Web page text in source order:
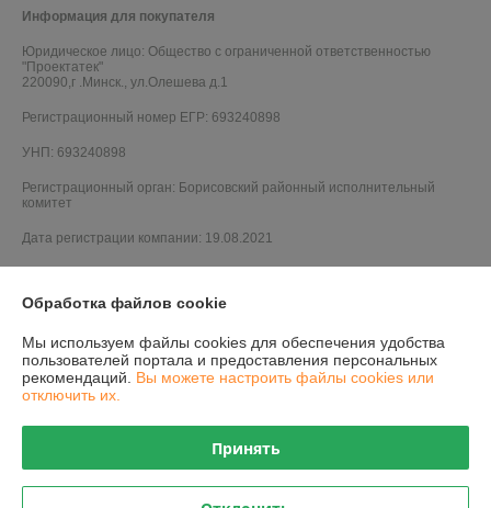
Информация для покупателя
Юридическое лицо: Общество с ограниченной ответственностью
"Проектатек"
220090,г .Минск., ул.Олешева д.1
Регистрационный номер ЕГР: 693240898
УНП: 693240898
Регистрационный орган: Борисовский районный исполнительный
комитет
Дата регистрации компании: 19.08.2021
Обработка файлов cookie
Мы используем файлы cookies для обеспечения удобства
пользователей портала и предоставления персональных
рекомендаций. Вы можете настроить файлы cookies или
отключить их.
Принять